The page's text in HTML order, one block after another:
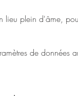
lieu plein d'âme,
de données